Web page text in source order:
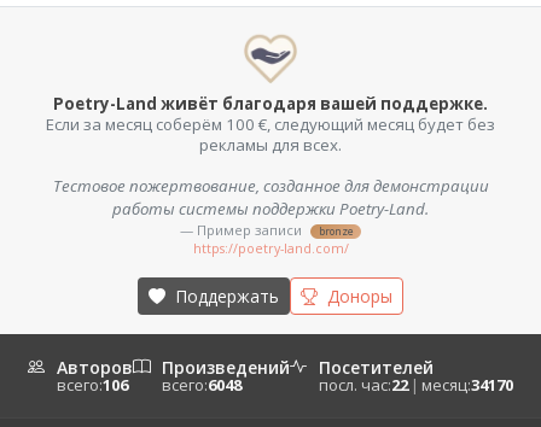
Poetry-Land живёт благодаря вашей поддержке.
Если за месяц соберём 100 €, следующий месяц будет без
рекламы для всех.
Тестовое пожертвование, созданное для демонстрации
работы системы поддержки Poetry-Land.
— Пример записи bronze
https://poetry-land.com/
Поддержать Доноры
Авторов
всего:106
Произведений
всего:6048
Посетителей
посл. час:22 | месяц:34170